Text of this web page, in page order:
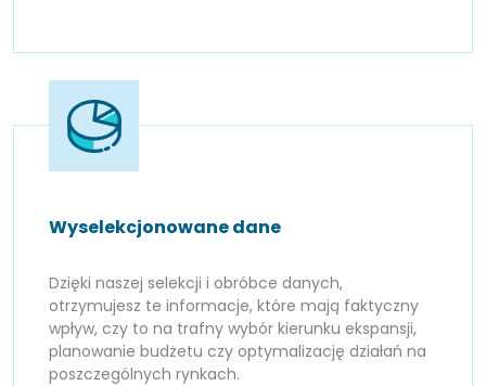
Wyselekcjonowane dane
Dzięki naszej selekcji i obróbce danych,
otrzymujesz te informacje, które mają faktyczny
wpływ, czy to na trafny wybór kierunku ekspansji,
planowanie budżetu czy optymalizację działań na
poszczególnych rynkach.